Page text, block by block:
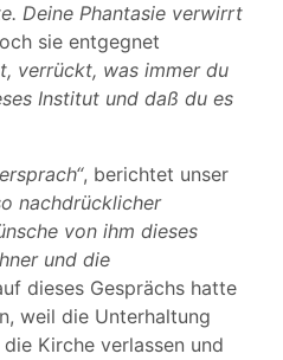
Deine Phantasie verwirrt
sie entgegnet
verrückt, was immer du
Institut und daß du es
, berichtet unser
nachdrücklicher
von ihm dieses
und die
dieses Gesprächs hatte
weil die Unterhaltung
Kirche verlassen und